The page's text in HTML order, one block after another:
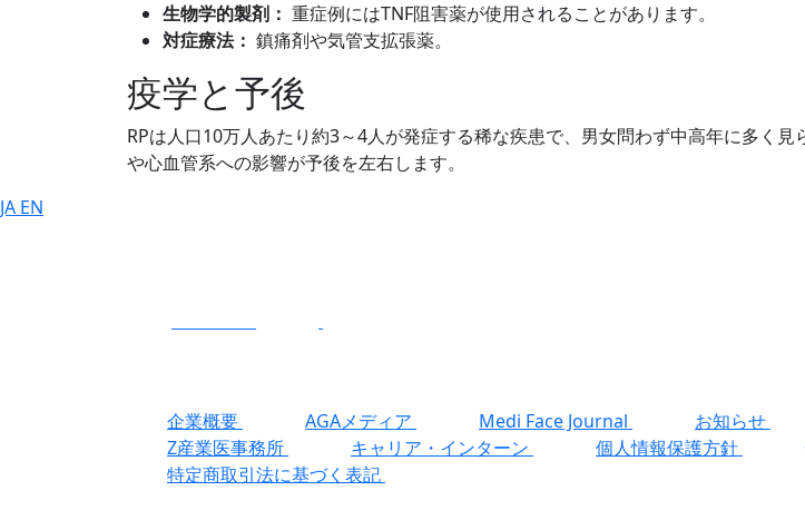
生物学的製剤： 重症例にはTNF阻害薬が使用されることがあります。
対症療法： 鎮痛剤や気管支拡張薬。
疫学と予後
RPは人口10万人あたり約3～4人が発症する稀な疾患で、男女問わず中高年に多く
や心血管系への影響が予後を左右します。
JA EN
企業概要 AGAメディア Medi Face Journal お知らせ
Z産業医事務所
キャリア・インターン 個人情報保護方針
特定商取引法に基づく表記